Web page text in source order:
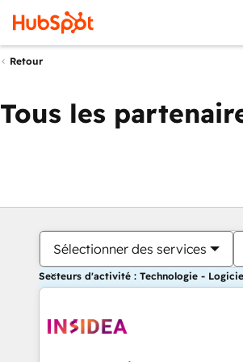
Retour
Tous les
Sélectionner des services
Secteurs d'activité : Technologie -